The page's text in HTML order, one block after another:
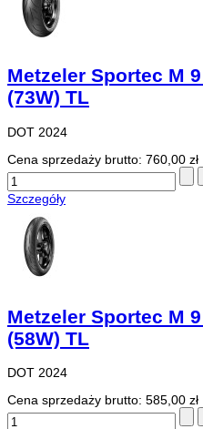
Metzeler Sportec M
(73W) TL
DOT 2024
Cena sprzedaży brutto: 760,00 zł
Szczegóły
Metzeler Sportec M
(58W) TL
DOT 2024
Cena sprzedaży brutto: 585,00 zł